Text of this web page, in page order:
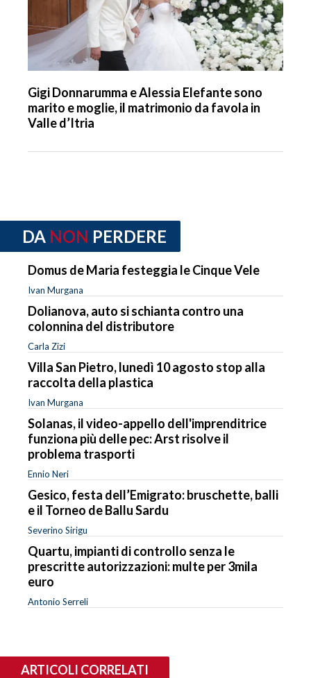
Gigi Donnarumma e Alessia Elefante sono
marito e moglie, il matrimonio da favola in
Valle d’Itria
DA NON PERDERE
Domus de Maria festeggia le Cinque Vele
Ivan Murgana
Dolianova, auto si schianta contro una
colonnina del distributore
Carla Zizi
Villa San Pietro, lunedì 10 agosto stop alla
raccolta della plastica
Ivan Murgana
Solanas, il video-appello dell'imprenditrice
funziona più delle pec: Arst risolve il
problema trasporti
Ennio Neri
Gesico, festa dell’Emigrato: bruschette, balli
e il Torneo de Ballu Sardu
Severino Sirigu
Quartu, impianti di controllo senza le
prescritte autorizzazioni: multe per 3mila
euro
Antonio Serreli
ARTICOLI CORRELATI